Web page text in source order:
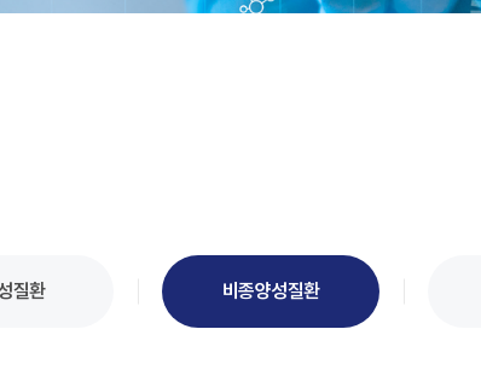
질환 비종양성질환